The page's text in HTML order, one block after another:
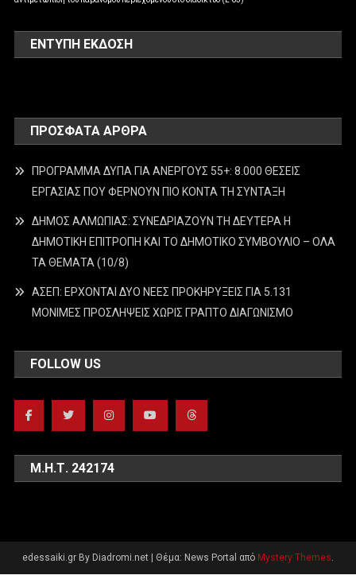
ΕΝΤΥΠΗ ΕΚΔΟΣΗ
ΠΡΌΣΦΑΤΑ ΆΡΘΡΑ
ΠΡΟΓΡΑΜΜΑ ΔΥΠΑ ΓΙΑ ΑΝΕΡΓΟΥΣ 55+: 8.000 ΘΕΣΕΙΣ
ΕΡΓΑΣΙΑΣ ΠΟΥ ΦΕΡΝΟΥΝ ΠΙΟ ΚΟΝΤΑ ΤΗ ΣΥΝΤΑΞΗ
ΔΗΜΟΣ ΑΛΜΩΠΙΑΣ: ΣΥΝΕΔΡΙΑΖΟΥΝ ΤΗ ΔΕΥΤΕΡΑ H
ΔΗΜΟΤΙΚΗ ΕΠΙΤΡΟΠΗ ΚΑΙ ΤΟ ΔΗΜΟΤΙΚΟ ΣΥΜΒΟΥΛΙΟ – ΟΛΑ
ΤΑ ΘΕΜΑΤΑ (10/8)
ΑΣΕΠ: ΕΡΧΟΝΤΑΙ ΔΥΟ ΝΕΕΣ ΠΡΟΚΗΡΥΞΕΙΣ ΓΙΑ 5.131
ΜΟΝΙΜΕΣ ΠΡΟΣΛΗΨΕΙΣ ΧΩΡΙΣ ΓΡΑΠΤΟ ΔΙΑΓΩΝΙΣΜΟ
FOLLOW US
Μ.Η.Τ. 242174
edessaiki.gr By Diadromi.net Θέμα: News Portal από Mystery Themes.